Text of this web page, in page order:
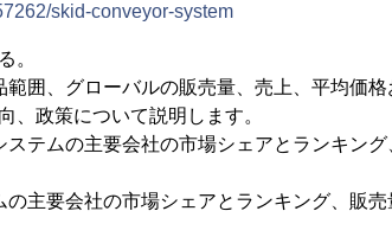
skid-conveyor-system
。
囲、グローバルの販売量、売上、平均価格
、政策について説明します。
テムの主要会社の市場シェアとランキン
主要会社の市場シェアとランキング、販